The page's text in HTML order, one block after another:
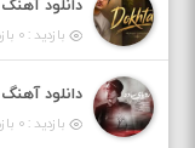
بازدید : ۰ بازدید بار /
دانلود
بازدید : ۰ بازدید بار /